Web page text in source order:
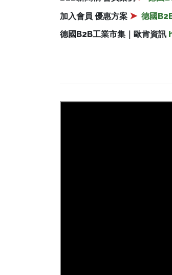
加入會員 優惠方案 ➤ 德國
德國B2B工業市集｜歐肯資訊